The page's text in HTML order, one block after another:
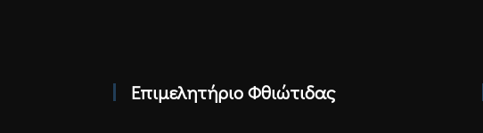
Επιμελητήριο Φθιώτιδας